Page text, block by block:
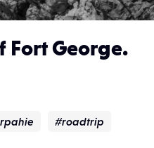
Fort George.
#roadtrip